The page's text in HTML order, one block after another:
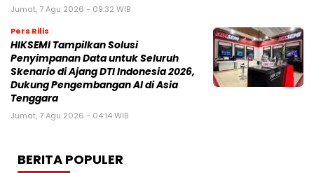
Jumat, 7 Agu 2026 - 09:32 WIB
Pers Rilis
HIKSEMI Tampilkan Solusi
Penyimpanan Data untuk Seluruh
Skenario di Ajang DTI Indonesia 2026,
Dukung Pengembangan AI di Asia
Tenggara
Jumat, 7 Agu 2026 - 04:14 WIB
BERITA POPULER